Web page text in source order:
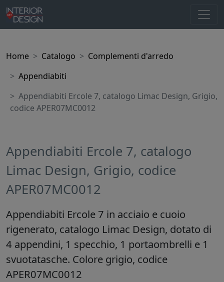
Home Catalogo
Complementi d'arredo
Appendiabiti
Appendiabiti Ercole 7, catalogo Limac Design, Grigio,
codice APER07MC0012
Appendiabiti Ercole 7, catalogo
Limac Design, Grigio, codice
APER07MC0012
Appendiabiti Ercole 7 in acciaio e cuoio
rigenerato, catalogo Limac Design, dotato di
4 appendini, 1 specchio, 1 portaombrelli e 1
svuotatasche. Colore grigio, codice
APER07MC0012